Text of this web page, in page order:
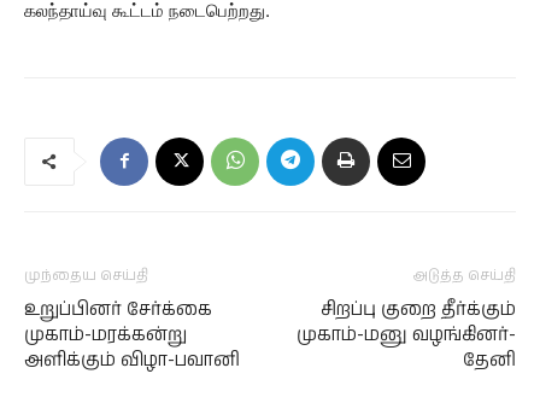
கலந்தாய்வு கூட்டம் நடைபெற்றது.
முந்தைய செய்தி
உறுப்பினர் சேர்க்கை
முகாம்-மரக்கன்று
அளிக்கும் விழா-பவானி
அடுத்த செய்தி
சிறப்பு குறை தீர்க்கும்
முகாம்-மனு வழங்கினர்-
தேனி